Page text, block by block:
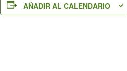
AÑADIR AL CALENDARIO